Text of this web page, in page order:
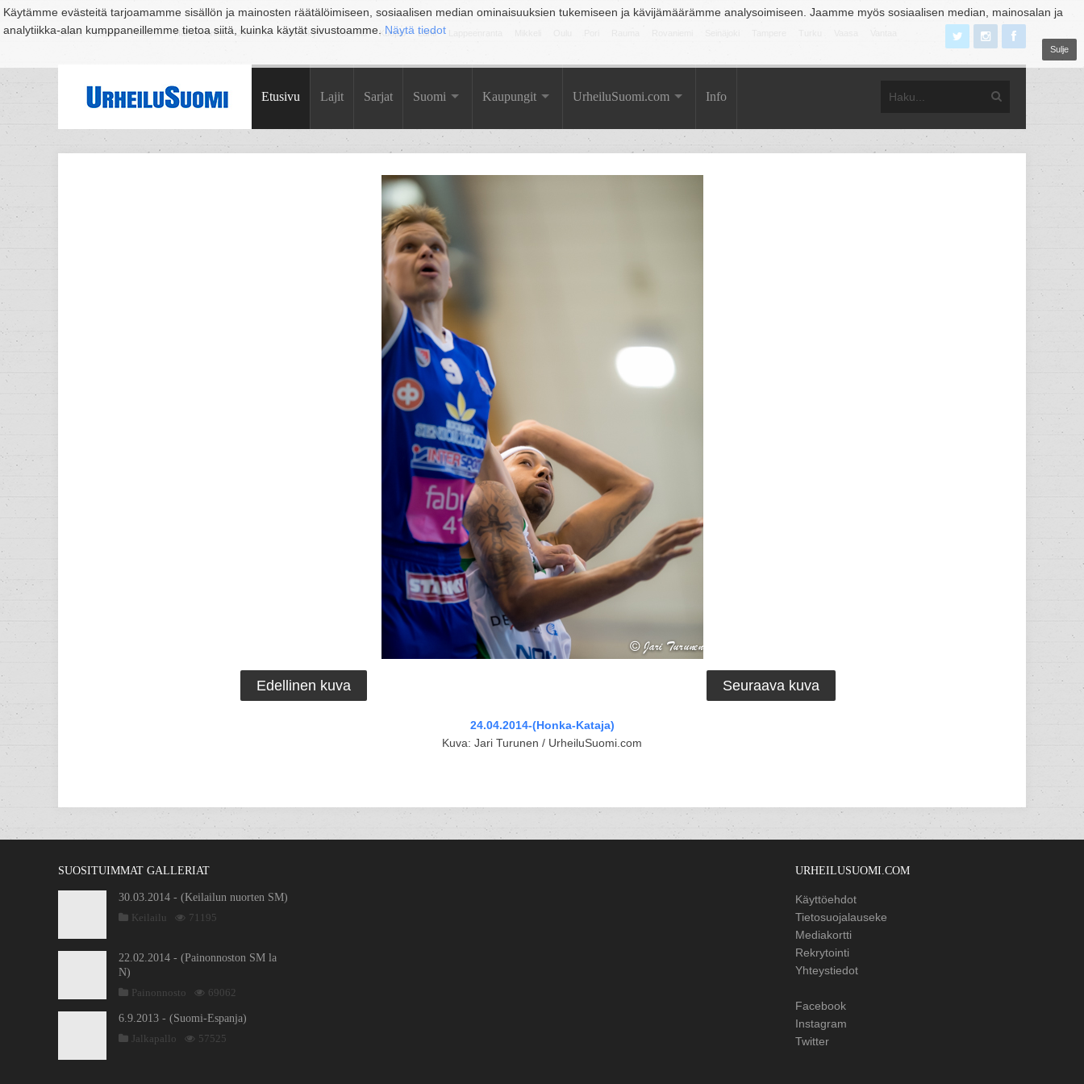
Käytämme evästeitä tarjoamamme sisällön ja mainosten räätälöimiseen, sosiaalisen median ominaisuuksien tukemiseen ja kävijämäärämme analysoimiseen. Jaamme myös sosiaalisen median, mainosalan ja
analytiikka-alan kumppaneillemme tietoa siitä, kuinka käytät sivustoamme. Näytä tiedot
Sulje
Suomi Espoo Helsinki Hämeenlinna Joensuu Jyväskylä Kouvola Kuopio Lahti
Etusivu Lajit Sarjat Suomi Kaupungit UrheiluSuomi.com Info
Edellinen kuva Seuraava kuva
24.04.2014-(Honka-Kataja)
Kuva: Jari Turunen / UrheiluSuomi.com
SUOSITUIMMAT GALLERIAT
30.03.2014 - (Keilailun nuorten SM)
Keilailu
71195
22.02.2014 - (Painonnoston SM la
N)
Painonnosto
69062
6.9.2013 - (Suomi-Espanja)
Jalkapallo
57525
URHEILUSUOMI.COM
Käyttöehdot
Tietosuojalauseke
Mediakortti
Rekrytointi
Yhteystiedot
Facebook
Instagram
Twitter